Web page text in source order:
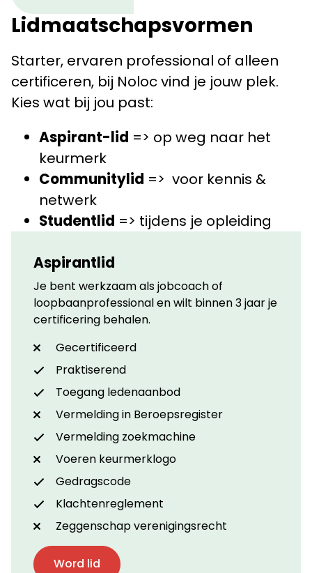
Lidmaatschapsvormen
Starter, ervaren professional of alleen
certificeren, bij Noloc vind je jouw plek.
Kies wat bij jou past:
Aspirant-lid => op weg naar het
keurmerk
Communitylid => voor kennis &
netwerk
Studentlid => tijdens je opleiding
Beroepsregister
Aspirantlid
Je bent werkzaam als jobcoach of
loopbaanprofessional en wilt binnen 3 jaar je
certificering behalen.
Gecertificeerd
Praktiserend
Toegang ledenaanbod
Vermelding in Beroepsregister
Vermelding zoekmachine
Voeren keurmerklogo
Gedragscode
Klachtenreglement
Zeggenschap verenigingsrecht
Word lid